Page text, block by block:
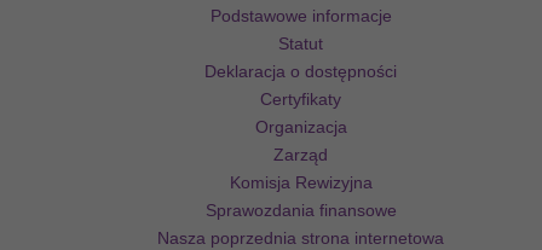
Podstawowe informacje
Statut
Deklaracja o dostępności
Certyfikaty
Organizacja
Zarząd
Komisja Rewizyjna
Sprawozdania finansowe
Nasza poprzednia strona internetowa